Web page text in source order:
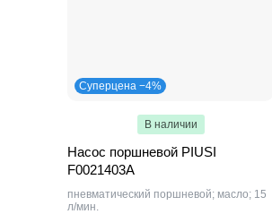
Суперцена −4%
В наличии
Насос поршневой PIUSI
F0021403A
пневматический поршневой; масло; 15
л/мин.